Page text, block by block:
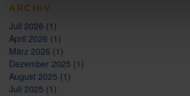
ARCHIV
Juli 2026 (1)
April 2026 (1)
März 2026 (1)
Dezember 2025 (1)
August 2025 (1)
Juli 2025 (1)